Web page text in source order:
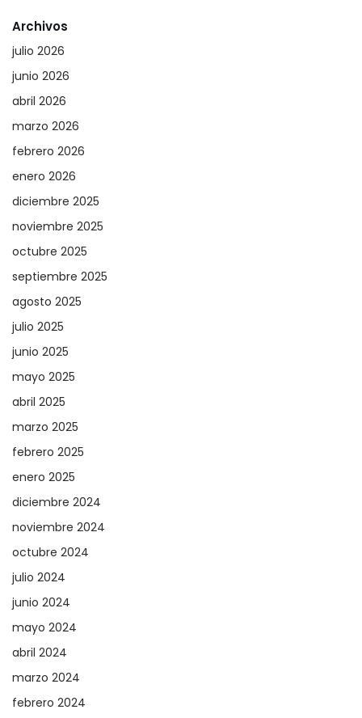
Archivos
julio 2026
junio 2026
abril 2026
marzo 2026
febrero 2026
enero 2026
diciembre 2025
noviembre 2025
octubre 2025
septiembre 2025
agosto 2025
julio 2025
junio 2025
mayo 2025
abril 2025
marzo 2025
febrero 2025
enero 2025
diciembre 2024
noviembre 2024
octubre 2024
julio 2024
junio 2024
mayo 2024
abril 2024
marzo 2024
febrero 2024